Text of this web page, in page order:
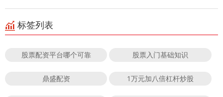
标签列表
股票配资平台哪个可靠 股票入门基础知识
鼎盛配资 1万元加八倍杠杆炒股